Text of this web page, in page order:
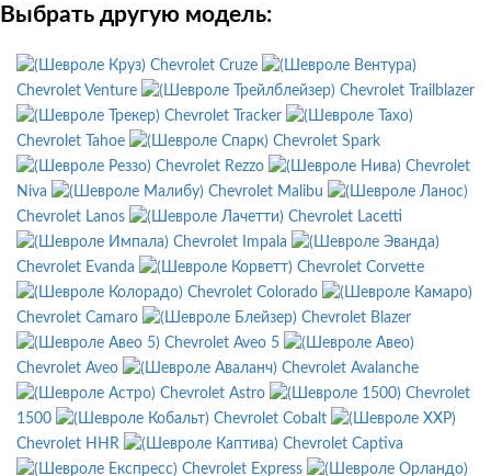
Выбрать другую модель:
Chevrolet Cruze
Chevrolet Venture
Chevrolet Trailblazer
Chevrolet Tracker
Chevrolet Tahoe
Chevrolet Spark
Chevrolet Rezzo
Chevrolet
Niva
Chevrolet Malibu
Chevrolet Lanos
Chevrolet Lacetti
Chevrolet Impala
Chevrolet Evanda
Chevrolet Corvette
Chevrolet Colorado
Chevrolet Camaro
Chevrolet Blazer
Chevrolet Aveo 5
Chevrolet Aveo
Chevrolet Avalanche
Chevrolet Astro
Chevrolet
1500
Chevrolet Cobalt
Chevrolet HHR
Chevrolet Captiva
Chevrolet Express